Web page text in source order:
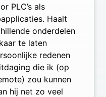
PLC’s als
Haalt
onderdelen
te laten
redenen
die ik (op
zou kunnen
hij net zo veel